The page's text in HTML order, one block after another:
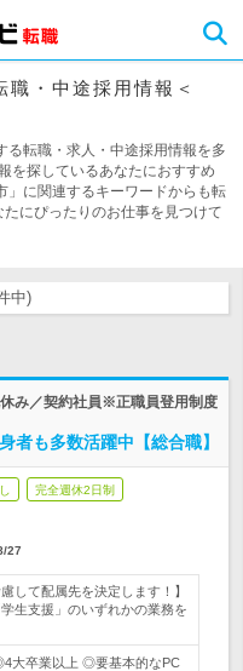
・中途採用情報＜
る転職・求人・中途採用情報を多
を探しているあなたにおすすめ
」に関連するキーワードからも転
にぴったりのお仕事を見つけて
中)
み／契約社員※正職員登用制度
者も多数活躍中【総合職】
完全週休2日制
27
して配属先を決定します！】
生支援」のいずれかの業務を
大卒業以上 ◎要基本的なPC